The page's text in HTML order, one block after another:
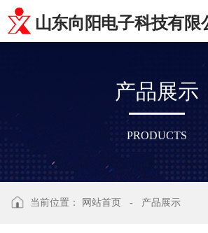
山东向阳电子科技有限
产品展示
PRODUCTS
当前位置： 网站首页 - 产品展示